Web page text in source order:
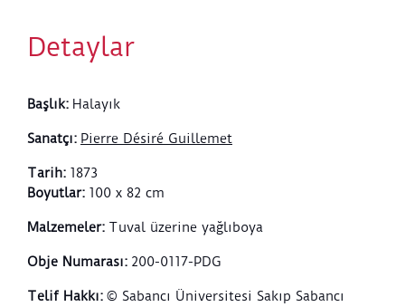
sergilenmiştir.
Detaylar
Başlık: Halayık
Sanatçı: Pierre Désiré Guillemet
Tarih: 1873
Boyutlar: 100 x 82 cm
Malzemeler: Tuval üzerine yağlıboya
Obje Numarası: 200-0117-PDG
Telif Hakkı: © Sabancı Üniversitesi Sakıp Sabancı